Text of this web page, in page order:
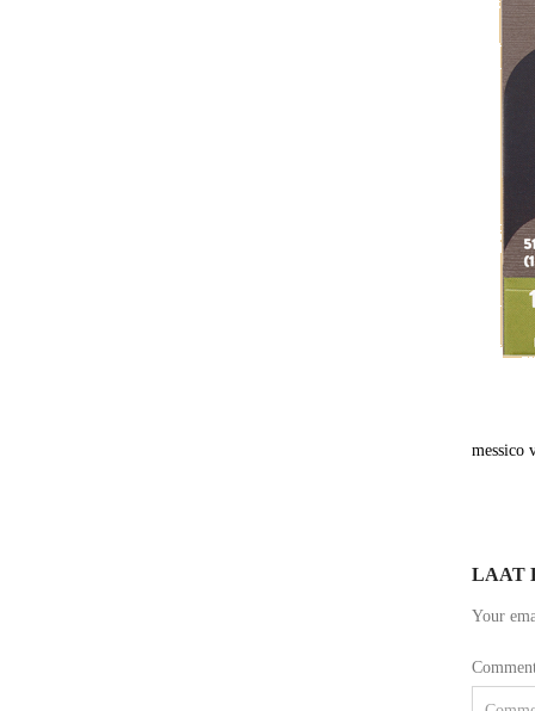
messico
LAAT
Your